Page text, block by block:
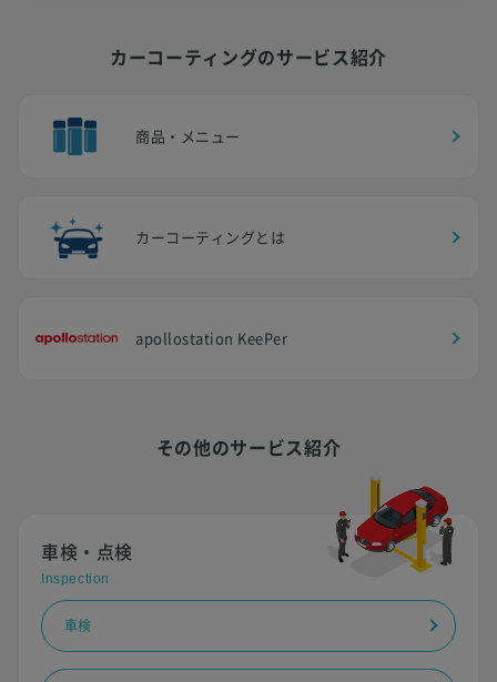
カーコーティングのサービス紹介
商品・メニュー
カーコーティングとは
apollostation KeePer
その他のサービス紹介
車検・点検
Inspection
車検